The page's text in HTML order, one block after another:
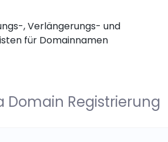
, Verlängerungs- und
für Domainnamen
Domain Registrierung